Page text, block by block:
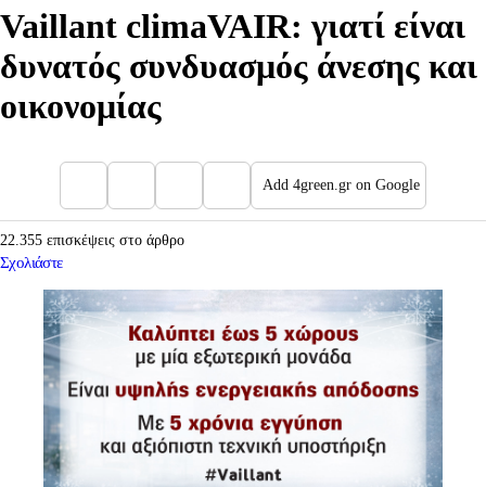
Vaillant climaVAIR: γιατί είναι
δυνατός συνδυασμός άνεσης και
οικονομίας
Add 4green.gr on Google
22.355 επισκέψεις στο άρθρο
Σχολιάστε